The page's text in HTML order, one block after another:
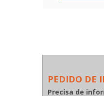
PEDIDO DE
Precisa de